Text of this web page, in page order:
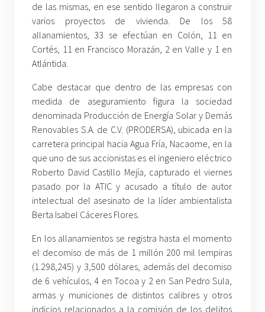
de las mismas, en ese sentido llegaron a construir
varios proyectos de vivienda. De los 58
allanamientos, 33 se efectúan en Colón, 11 en
Cortés, 11 en Francisco Morazán, 2 en Valle y 1 en
Atlántida.
Cabe destacar que dentro de las empresas con
medida de aseguramiento figura la sociedad
denominada Producción de Energía Solar y Demás
Renovables S.A. de C.V. (PRODERSA), ubicada en la
carretera principal hacia Agua Fría, Nacaome, en la
que uno de sus accionistas es el ingeniero eléctrico
Roberto David Castillo Mejía, capturado el viernes
pasado por la ATIC y acusado a título de autor
intelectual del asesinato de la líder ambientalista
Berta Isabel Cáceres Flores.
En los allanamientos se registra hasta el momento
el decomiso de más de 1 millón 200 mil lempiras
(1.298,245) y 3,500 dólares, además del decomiso
de 6 vehículos, 4 en Tocoa y 2 en San Pedro Sula,
armas y municiones de distintos calibres y otros
indicios relacionados a la comisión de los delitos